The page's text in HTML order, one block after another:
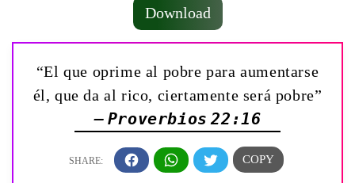
Download
“El que oprime al pobre para aumentarse
él, que da al rico, ciertamente será pobre”
— Proverbios 22:16